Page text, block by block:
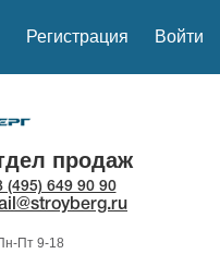
Регистрация Войти
продаж
(495) 649 90 90
Пт 9-18